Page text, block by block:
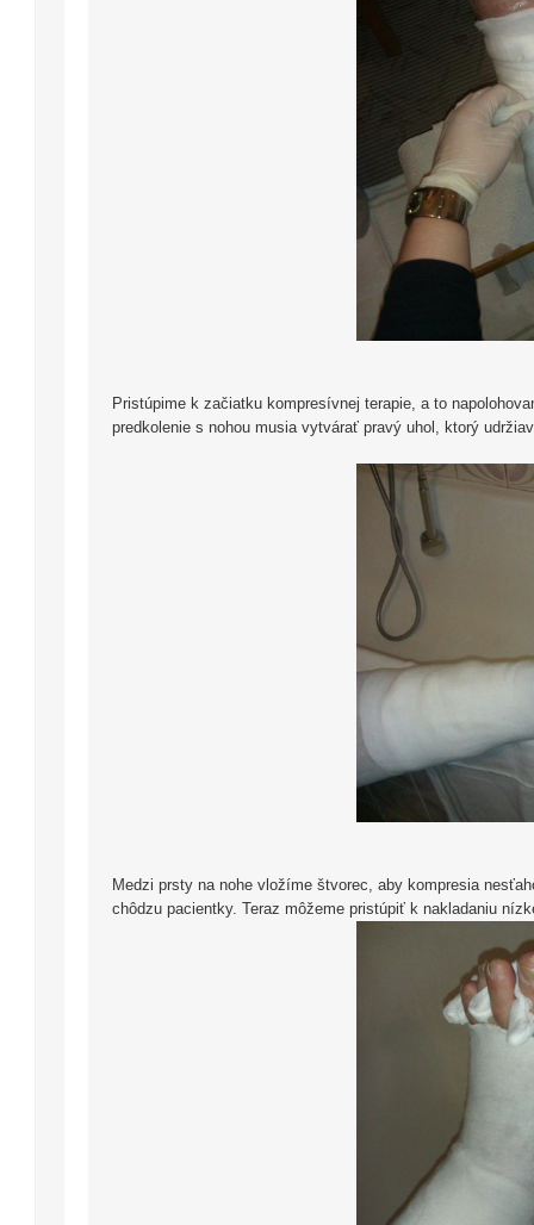
Pristúpime k začiatku kompresívnej terapie, a to
predkolenie s nohou musia vytvárať pravý uhol, ktorý
Medzi prsty na nohe vložíme štvorec, aby kompresia
chôdzu pacientky. Teraz môžeme pristúpiť k nakladaniu